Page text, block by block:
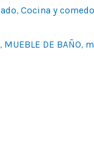
,Cocina y
, MUEBLE DE BAÑO,